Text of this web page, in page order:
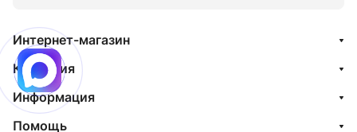
Интернет-магазин
Компания
Информация
Помощь